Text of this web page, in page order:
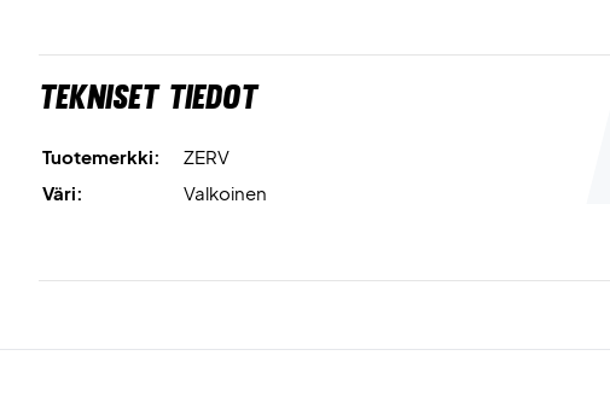
Tekniset tiedot
Tuotemerkki:
ZERV
Väri:
Valkoinen